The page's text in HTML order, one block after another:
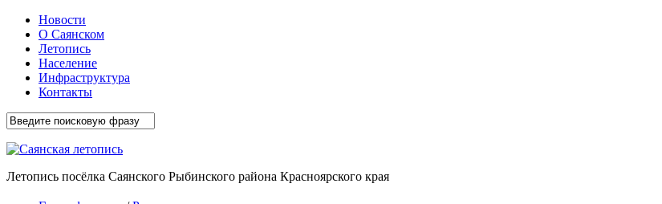
Новости
О Саянском
Летопись
Население
Инфраструктура
Контакты
Летопись посёлка Саянского Рыбинского района Красноярского края